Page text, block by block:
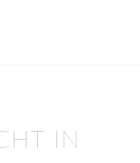
IN